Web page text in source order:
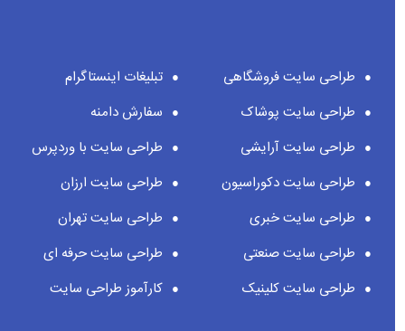
تبلیغات اینستاگرام
سفارش دامنه
طراحی سایت با وردپرس
طراحی سایت ارزان
طراحی سایت تهران
طراحی سایت حرفه ای
کارآموز طراحی سایت
طراحی سایت فروشگاهی
طراحی سایت پوشاک
طراحی سایت آرایشی
طراحی سایت دکوراسیون
طراحی سایت خبری
طراحی سایت صنعتی
طراحی سایت کلینیک